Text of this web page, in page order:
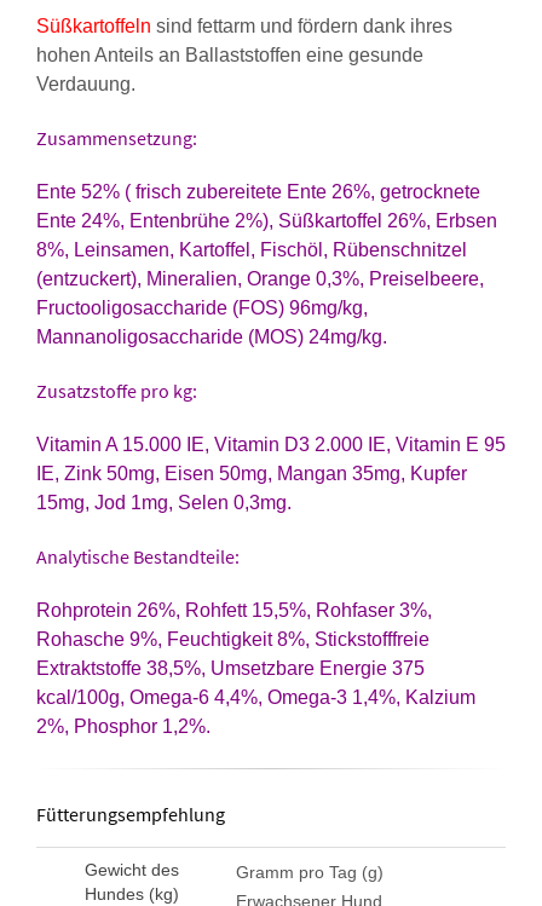
Süßkartoffeln sind fettarm und fördern dank ihres
hohen Anteils an Ballaststoffen eine gesunde
Verdauung.
Zusammensetzung:
Ente 52% ( frisch zubereitete Ente 26%, getrocknete
Ente 24%, Entenbrühe 2%), Süßkartoffel 26%, Erbsen
8%, Leinsamen, Kartoffel, Fischöl, Rübenschnitzel
(entzuckert), Mineralien, Orange 0,3%, Preiselbeere,
Fructooligosaccharide (FOS) 96mg/kg,
Mannanoligosaccharide (MOS) 24mg/kg.
Zusatzstoffe pro kg:
Vitamin A 15.000 IE, Vitamin D3 2.000 IE, Vitamin E 95
IE, Zink 50mg, Eisen 50mg, Mangan 35mg, Kupfer
15mg, Jod 1mg, Selen 0,3mg.
Analytische Bestandteile:
Rohprotein 26%, Rohfett 15,5%, Rohfaser 3%,
Rohasche 9%, Feuchtigkeit 8%, Stickstofffreie
Extraktstoffe 38,5%, Umsetzbare Energie 375
kcal/100g, Omega-6 4,4%, Omega-3 1,4%, Kalzium
2%, Phosphor 1,2%.
Fütterungsempfehlung
Gewicht des
Hundes (kg)
Gramm pro Tag (g)
Erwachsener Hund